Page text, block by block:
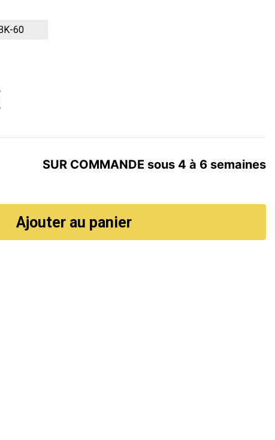
60
SUR COMMANDE sous 4 à 6 semaines
Ajouter au panier